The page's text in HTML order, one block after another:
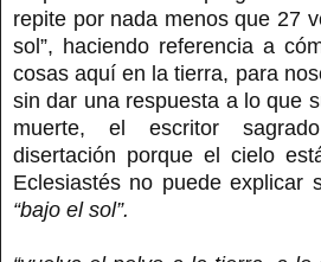
repite por nada menos que 27
sol”, haciendo referencia a
cosas aquí en la tierra, para
sin dar una respuesta a lo que
muerte, el escritor
disertación porque el cielo
Eclesiastés no puede explicar
“bajo el sol”.